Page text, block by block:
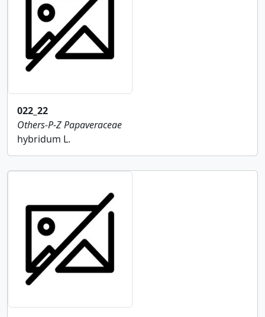
022_22
Others-P-ZPapaveraceae
hybridum L.